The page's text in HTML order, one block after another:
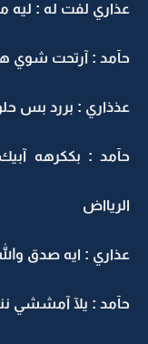
عذاري لفت له : ليه
حآمد : آرتحت شوي
عذذاري : بررد بس
حآمد : بككرهه
الريااض
عذاري : ايه صدق
حآمد : يلآ آمششي